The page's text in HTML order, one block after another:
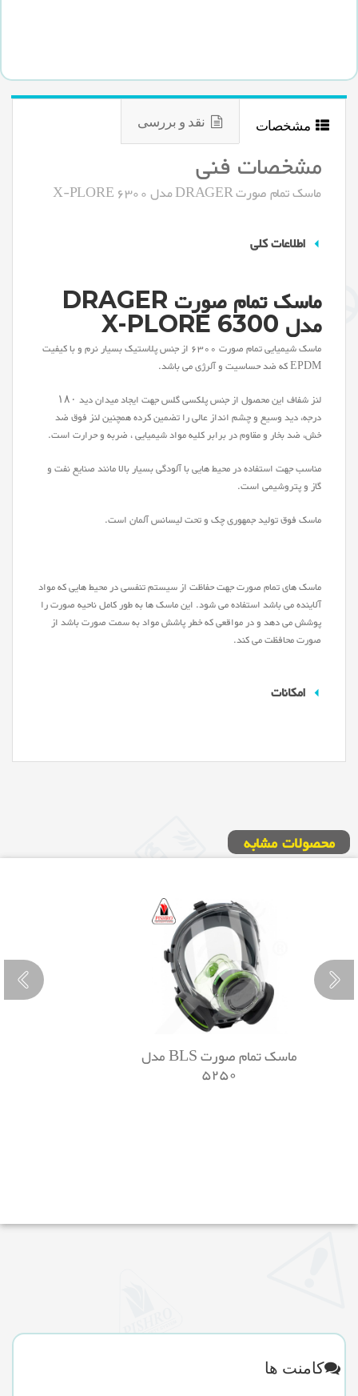
مشخصات نقد و بررسی
مشخصات فنی
ماسک تمام صورت DRAGER مدل X-PLORE 6300
اطلاعات کلی
ماسک تمام صورت DRAGER
مدل X-PLORE 6300
ماسک شیمیایی تمام صورت 6300 از جنس پلاستیک بسیار نرم و با کیفیت
EPDM که ضد حساسیت و آلرژی می باشد.
لنز شفاف این محصول از جنس پلکسی گلس جهت ایجاد میدان دید ۱۸۰
درجه، دید وسیع و چشم انداز عالی را تضمین کرده همچنین لنز فوق ضد
خش، ضد بخار و مقاوم در برابر کلیه مواد شیمیایی ، ضربه و حرارت است.
مناسب جهت استفاده در محیط هایی با آلودگی بسیار بالا مانند صنایع نفت و
گاز و پتروشیمی است.
ماسک فوق تولید جمهوری چک و تحت لیسانس آلمان است.
ماسک های تمام صورت جهت حفاظت از سیستم تنفسی در محیط هایی که مواد
آلاینده می باشد استفاده می شود. این ماسک ها به طور کامل ناحیه صورت را
پوشش می دهد و در مواقعی که خطر پاشش مواد به سمت صورت باشد از
صورت محافظت می کند.
امکانات
محصولات مشابه
ماسک تمام صورت BLS مدل
5250
کامنت ها